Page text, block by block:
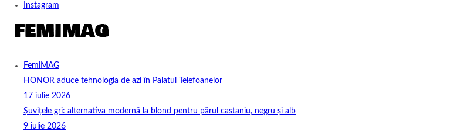
Instagram
FemiMAG
HONOR aduce tehnologia de azi în Palatul Telefoanelor
17 iulie 2026
Șuvițele gri: alternativa modernă la blond pentru părul castaniu, negru și alb
9 iulie 2026